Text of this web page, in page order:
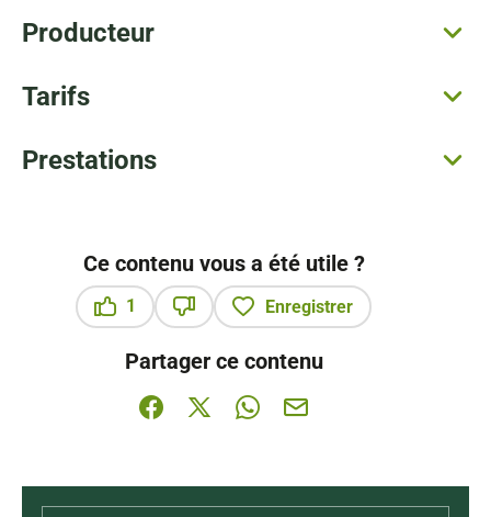
Producteur
Tarifs
Prestations
Ce contenu vous a été utile ?
1
Enregistrer
Partager ce contenu
Partager sur Facebook (nouvelle fenêtre)
Partager sur X / Twitter (nouvelle
Partager sur WhatsApp
Partager par mail